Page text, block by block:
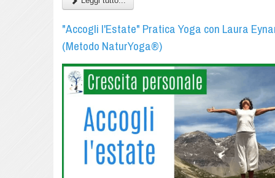
"Accogli l'Estate" Pratica Yoga con Laura
(Metodo NaturYoga®)